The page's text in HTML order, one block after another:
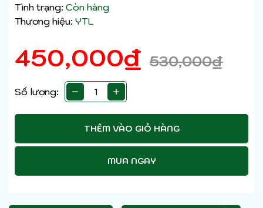
Tình trạng: Còn hàng
Thương hiệu: YTL
450,000₫ 530,000₫
Số lượng:
THÊM VÀO GIỎ HÀNG
MUA NGAY